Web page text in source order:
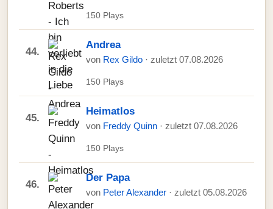
150 Plays
44.
Andrea
von Rex Gildo · zuletzt 07.08.2026
150 Plays
45.
Heimatlos
von Freddy Quinn · zuletzt 07.08.2026
150 Plays
46.
Der Papa
von Peter Alexander · zuletzt 05.08.2026